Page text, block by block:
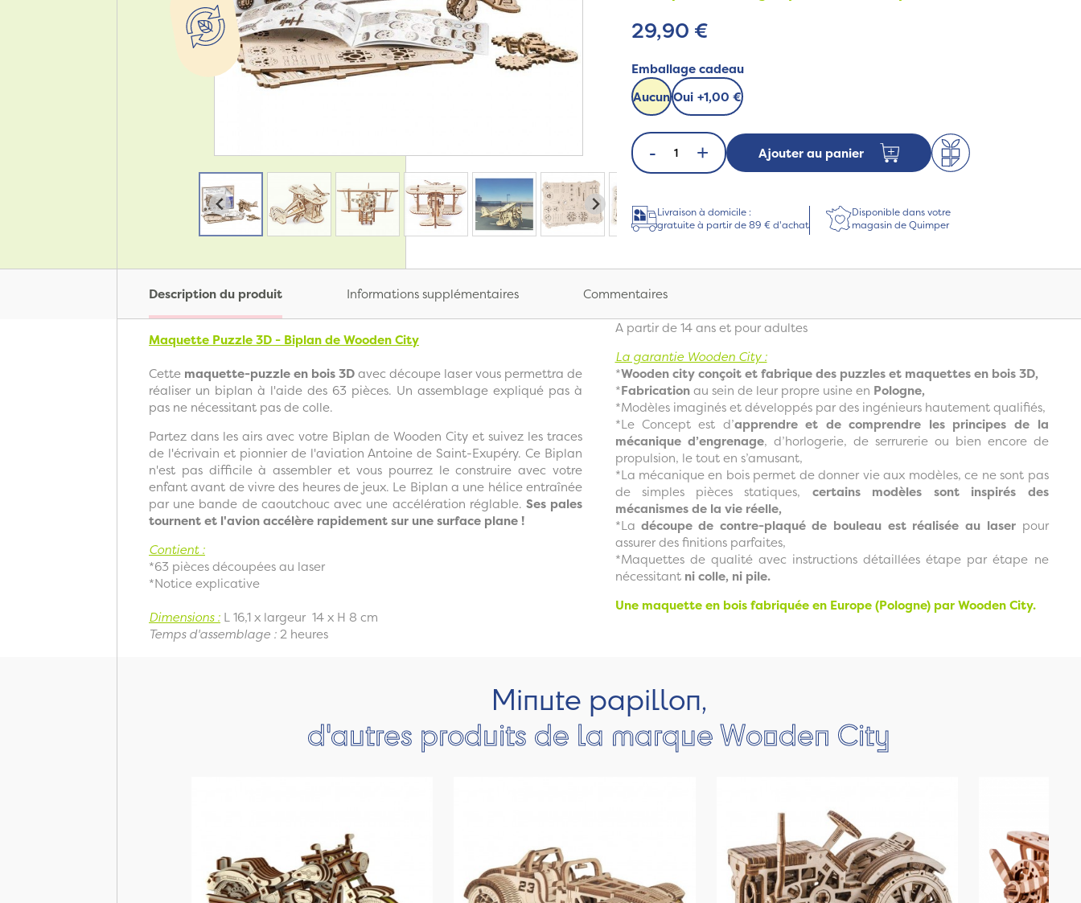
29,90 €
Emballage cadeau
AucunOui +1,00 €
- + Ajouter au panier
Livraison à domicile :
gratuite à partir de 89 € d'achat
Disponible dans votre
magasin de Quimper
Description du produit Informations supplémentaires Commentaires
Maquette Puzzle 3D - Biplan de Wooden City
Cette maquette-puzzle en bois 3Davec découpe laser vous permettra de
réaliser un biplan à l'aide des 63 pièces. Un assemblage expliqué pas à
pas ne nécessitant pas de colle.
Partez dans les airs avec votre Biplan de Wooden City et suivez les traces
de l'écrivain et pionnier de l'aviation Antoine de Saint-Exupéry. Ce Biplan
n'est pas difficile à assembler et vous pourrez le construire avec votre
enfant avant de vivre des heures de jeux. Le Biplan a une hélice entraînée
par une bande de caoutchouc avec une accélération réglable. Ses pales
tournent et l'avion accélère rapidement sur une surface plane !
Contient :
*63 pièces découpées au laser
*Notice explicative
Dimensions : L 16,1 x largeur 14 x H 8 cm
Temps d'assemblage : 2 heures
A partir de 14 ans et pour adultes
La garantie Wooden City :
*Wooden city conçoit et fabrique des puzzles et maquettes en bois 3D,
*Fabricationau sein de leur propre usine en Pologne,
*Modèles imaginés et développés par des ingénieurs hautement qualifiés,
*Le Concept est d’apprendre et de comprendre les principes de la
mécanique d’engrenage, d’horlogerie, de serrurerie ou bien encore de
propulsion, le tout en s’amusant,
*La mécanique en bois permet de donner vie aux modèles, ce ne sont pas
de simples pièces statiques, certains modèles sont inspirés des
mécanismes de la vie réelle,
*La découpe de contre-plaqué de bouleau est réalisée au laserpour
assurer des finitions parfaites,
*Maquettes de qualité avec instructions détaillées étape par étape ne
nécessitant ni colle, ni pile.
Une maquette en bois fabriquée en Europe (Pologne) par Wooden City.
Minute papillon,
d'autres produits de la marque Wooden City